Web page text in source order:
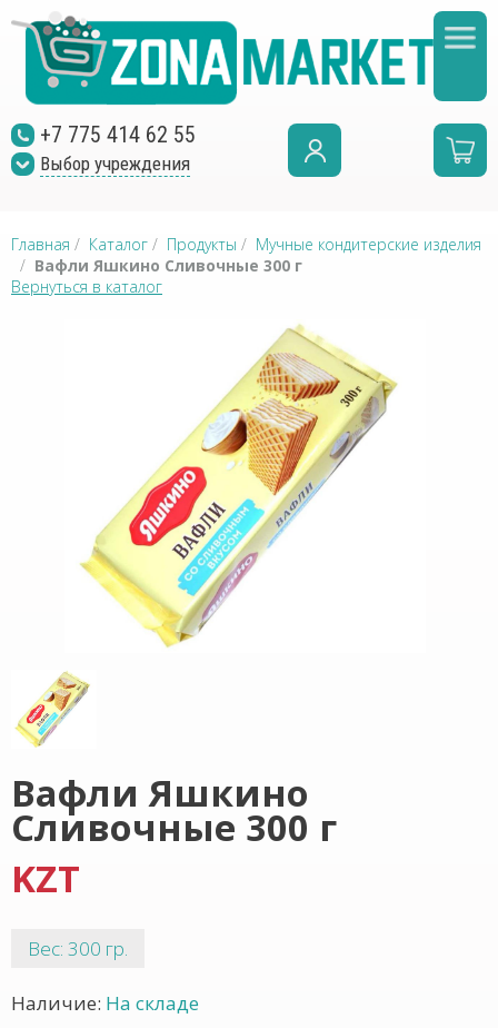
+7 775 414 62 55
Выбор учреждения
Главная / Каталог / Продукты / Мучные кондитерские изделия
/ Вафли Яшкино Сливочные 300 г
Вернуться в каталог
Вафли Яшкино
Сливочные 300 г
KZT
Вес: 300 гр.
Наличие: На складе